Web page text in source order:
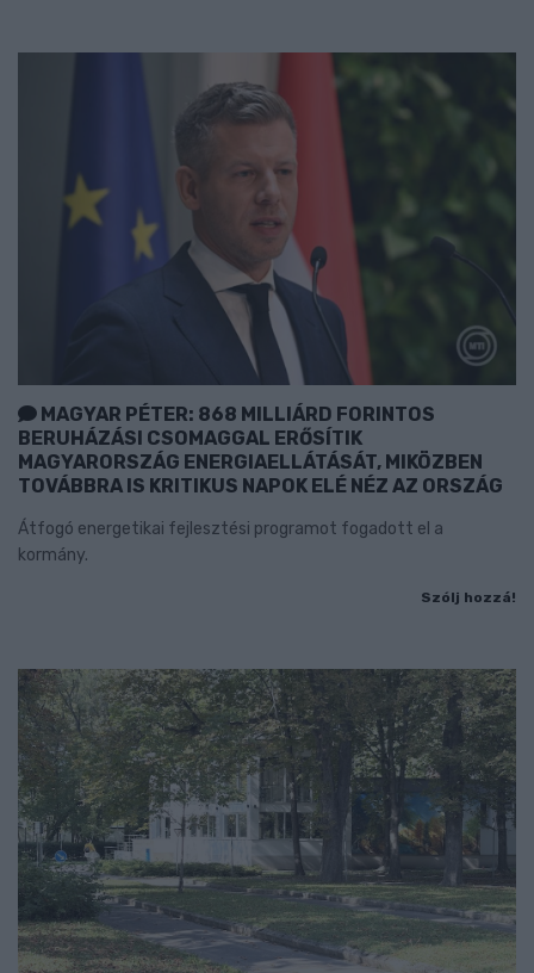
MAGYAR PÉTER: 868 MILLIÁRD FORINTOS
BERUHÁZÁSI CSOMAGGAL ERŐSÍTIK
MAGYARORSZÁG ENERGIAELLÁTÁSÁT, MIKÖZBEN
TOVÁBBRA IS KRITIKUS NAPOK ELÉ NÉZ AZ ORSZÁG
Átfogó energetikai fejlesztési programot fogadott el a
kormány.
Szólj hozzá!